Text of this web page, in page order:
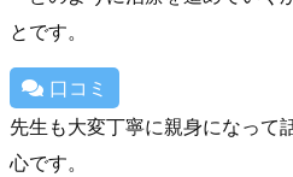
とです。
口コミ
先生も大変丁寧に親身になって
心です。